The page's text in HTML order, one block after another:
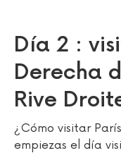
Día 2 :
Derecha
Rive
¿Cómo visitar
empiezas el día